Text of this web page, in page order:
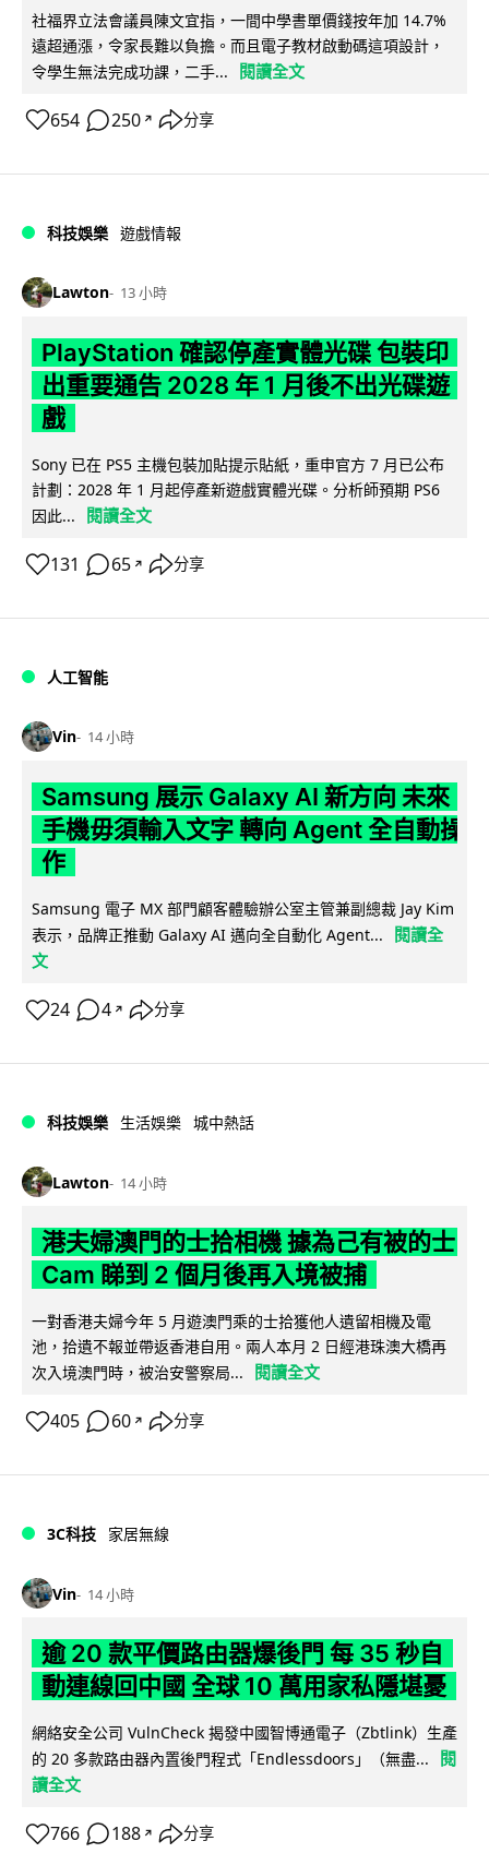
社福界立法會議員陳文宜指，一間中學書單價錢按年加 14.7%
遠超通漲，令家長難以負擔。而且電子教材啟動碼這項設計，
令學生無法完成功課，二手...
閱讀全文
654 250 ↗ 分享
科技娛樂 遊戲情報
Lawton 13 小時
PlayStation 確認停產實體光碟 包裝印
出重要通告 2028 年 1 月後不出光碟遊
戲
Sony 已在 PS5 主機包裝加貼提示貼紙，重申官方 7 月已公布
計劃：2028 年 1 月起停產新遊戲實體光碟。分析師預期 PS6
因此...
閱讀全文
131 65 ↗ 分享
人工智能
Vin 14 小時
Samsung 展示 Galaxy AI 新方向 未來
手機毋須輸入文字 轉向 Agent 全自動操
作
Samsung 電子 MX 部門顧客體驗辦公室主管兼副總裁 Jay Kim
表示，品牌正推動 Galaxy AI 邁向全自動化 Agent...
閱讀全
文
24 4 ↗ 分享
科技娛樂 生活娛樂 城中熱話
Lawton 14 小時
港夫婦澳門的士拾相機 據為己有被的士
Cam 睇到 2 個月後再入境被捕
一對香港夫婦今年 5 月遊澳門乘的士拾獲他人遺留相機及電
池，拾遺不報並帶返香港自用。兩人本月 2 日經港珠澳大橋再
次入境澳門時，被治安警察局...
閱讀全文
405 60 ↗ 分享
3C科技 家居無線
Vin 14 小時
逾 20 款平價路由器爆後門 每 35 秒自
動連線回中國 全球 10 萬用家私隱堪憂
網絡安全公司 VulnCheck 揭發中國智博通電子（Zbtlink）生產
的 20 多款路由器內置後門程式「Endlessdoors」（無盡...
閱
讀全文
766 188 ↗ 分享